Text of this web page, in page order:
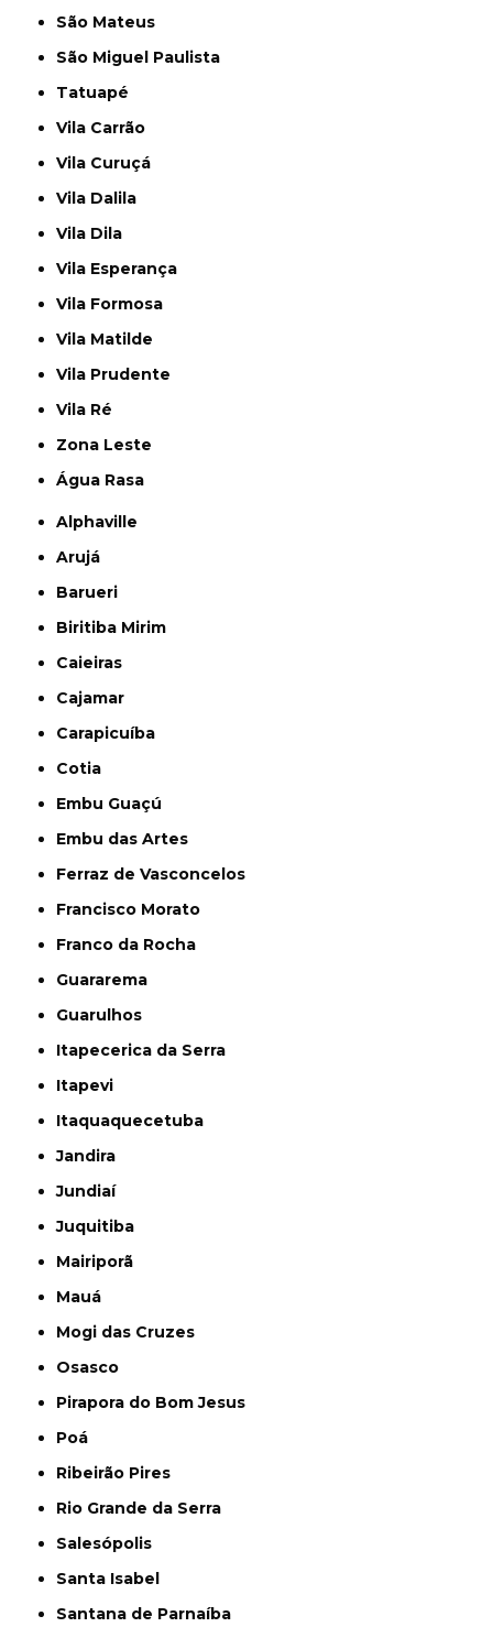
São Mateus
São Miguel Paulista
Tatuapé
Vila Carrão
Vila Curuçá
Vila Dalila
Vila Dila
Vila Esperança
Vila Formosa
Vila Matilde
Vila Prudente
Vila Ré
Zona Leste
Água Rasa
Alphaville
Arujá
Barueri
Biritiba Mirim
Caieiras
Cajamar
Carapicuíba
Cotia
Embu Guaçú
Embu das Artes
Ferraz de Vasconcelos
Francisco Morato
Franco da Rocha
Guararema
Guarulhos
Itapecerica da Serra
Itapevi
Itaquaquecetuba
Jandira
Jundiaí
Juquitiba
Mairiporã
Mauá
Mogi das Cruzes
Osasco
Pirapora do Bom Jesus
Poá
Ribeirão Pires
Rio Grande da Serra
Salesópolis
Santa Isabel
Santana de Parnaíba